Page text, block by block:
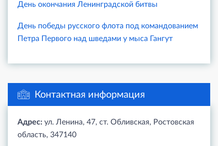
День окончания Ленинградской битвы
День победы русского флота под командованием
Петра Первого над шведами у мыса Гангут
Контактная информация
Адрес: ул. Ленина, 47, ст. Обливская, Ростовская
область, 347140